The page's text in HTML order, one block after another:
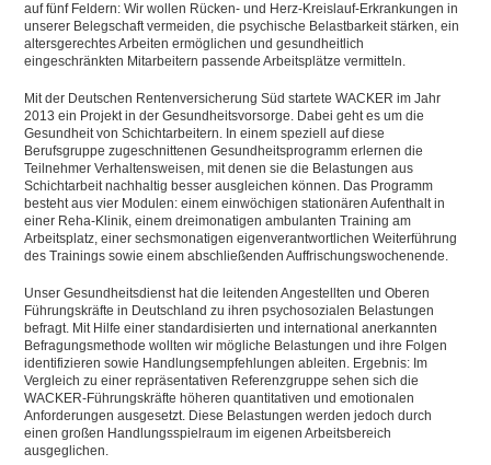
auf fünf Feldern: Wir wollen Rücken- und Herz-Kreislauf-Erkrankungen in
unserer Belegschaft vermeiden, die psychische Belastbarkeit stärken, ein
altersgerechtes Arbeiten ermöglichen und gesundheitlich
eingeschränkten Mitarbeitern passende Arbeitsplätze vermitteln.
Mit der Deutschen Rentenversicherung Süd startete WACKER im Jahr
2013 ein Projekt in der Gesundheitsvorsorge. Dabei geht es um die
Gesundheit von Schichtarbeitern. In einem speziell auf diese
Berufsgruppe zugeschnittenen Gesundheitsprogramm erlernen die
Teilnehmer Verhaltensweisen, mit denen sie die Belastungen aus
Schichtarbeit nachhaltig besser ausgleichen können. Das Programm
besteht aus vier Modulen: einem einwöchigen stationären Aufenthalt in
einer Reha-Klinik, einem dreimonatigen ambulanten Training am
Arbeitsplatz, einer sechsmonatigen eigenverantwortlichen Weiterführung
des Trainings sowie einem abschließenden Auffrischungswochenende.
Unser Gesundheitsdienst hat die leitenden Angestellten und Oberen
Führungskräfte in Deutschland zu ihren psychosozialen Belastungen
befragt. Mit Hilfe einer standardisierten und international anerkannten
Befragungsmethode wollten wir mögliche Belastungen und ihre Folgen
identifizieren sowie Handlungsempfehlungen ableiten. Ergebnis: Im
Vergleich zu einer repräsentativen Referenzgruppe sehen sich die
WACKER-Führungskräfte höheren quantitativen und emotionalen
Anforderungen ausgesetzt. Diese Belastungen werden jedoch durch
einen großen Handlungsspielraum im eigenen Arbeitsbereich
ausgeglichen.